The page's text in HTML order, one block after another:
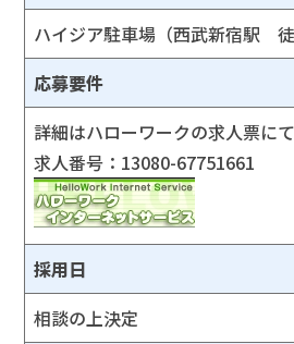
ハイジア駐車場（西武新宿駅 徒
応募要件
詳細はハローワークの求人票に
求人番号：13080-67751661
採用日
相談の上決定